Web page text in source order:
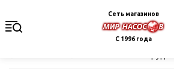
Сеть магазинов
С 1996 года